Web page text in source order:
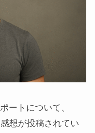
ートについて、
想が投稿されてい